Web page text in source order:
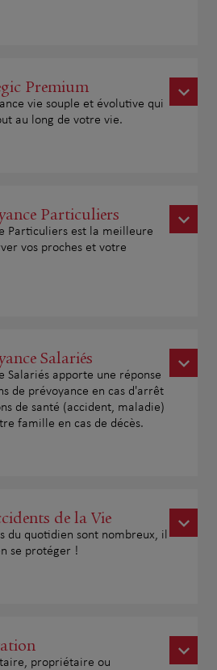
Premium
vie souple et évolutive qui
au long de votre vie.
Particuliers
Particuliers est la meilleure
vos proches et votre
Salariés
Salariés apporte une réponse
de prévoyance en cas d'arrêt
de santé (accident, maladie)
famille en cas de décès.
de la Vie
du quotidien sont nombreux, il
se protéger !
propriétaire ou